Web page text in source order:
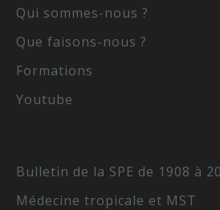
Qui sommes-nous ?
Que faisons-nous ?
Formations
Youtube
Bulletin de la SPE de 1908 à
Médecine tropicale et MST